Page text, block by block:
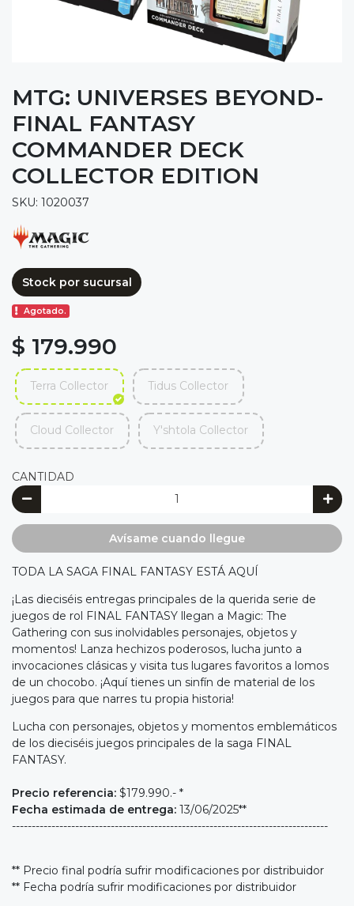
MTG: UNIVERSES BEYOND-
FINAL FANTASY
COMMANDER DECK
COLLECTOR EDITION
SKU: 1020037
Stock por sucursal
Agotado.
$ 179.990
Terra Collector Tidus Collector
Cloud Collector Y'shtola Collector
CANTIDAD
Avísame cuando llegue
TODA LA SAGA FINAL FANTASY ESTÁ AQUÍ
¡Las dieciséis entregas principales de la querida serie de
juegos de rol FINAL FANTASY llegan a Magic: The
Gathering con sus inolvidables personajes, objetos y
momentos! Lanza hechizos poderosos, lucha junto a
invocaciones clásicas y visita tus lugares favoritos a lomos
de un chocobo. ¡Aquí tienes un sinfín de material de los
juegos para que narres tu propia historia!
Lucha con personajes, objetos y momentos emblemáticos
de los dieciséis juegos principales de la saga FINAL
FANTASY.
Precio referencia: $179.990.- *
Fecha estimada de entrega: 13/06/2025**
--------------------------------------------------------------------------------
** Precio final podría sufrir modificaciones por distribuidor
** Fecha podría sufrir modificaciones por distribuidor